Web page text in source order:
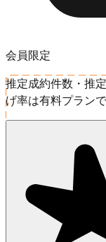
会員限定
推定成約件数・推
げ率は有料プラン